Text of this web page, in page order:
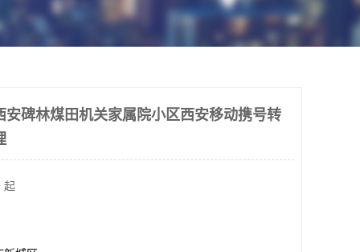
安碑林煤田机关家属院小区西安移动携号转
起